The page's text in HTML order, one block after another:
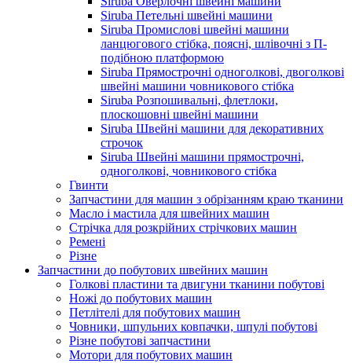
Siruba Петельні швейні машини
Siruba Промислові швейні машини
ланцюгового стібка, поясні, шлівочні з П-
подібною платформою
Siruba Прямострочні одноголкові, двоголкові
швейні машини човникового стібка
Siruba Розпошивальні, флетлоки,
плоскошовні швейні машини
Siruba Швейні машини для декоративних
строчок
Siruba Швейні машини прямострочні,
одноголкові, човникового стібка
Гвинти
Запчастини для машин з обрізанням краю тканини
Масло і мастила для швейних машин
Стрічка для розкрійних стрічкових машин
Ремені
Різне
Запчастини до побутових швейних машин
Голкові пластини та двигуни тканини побутові
Ножі до побутових машин
Петлітелі для побутових машин
Човники, шпульних ковпачки, шпулі побутові
Різне побутові запчастини
Мотори для побутових машин